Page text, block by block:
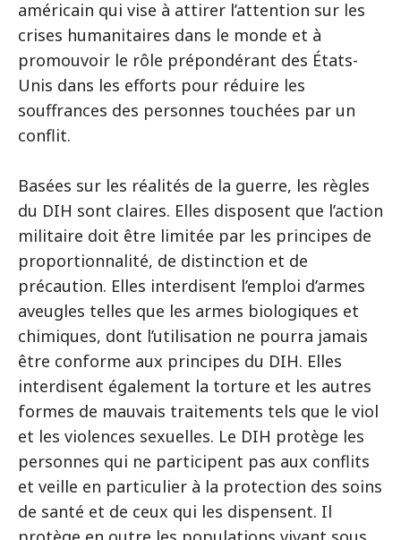
américain qui vise à attirer l’attention sur les
crises humanitaires dans le monde et à
promouvoir le rôle prépondérant des États-
Unis dans les efforts pour réduire les
souffrances des personnes touchées par un
conflit.
Basées sur les réalités de la guerre, les règles
du DIH sont claires. Elles disposent que l’action
militaire doit être limitée par les principes de
proportionnalité, de distinction et de
précaution. Elles interdisent l’emploi d’armes
aveugles telles que les armes biologiques et
chimiques, dont l’utilisation ne pourra jamais
être conforme aux principes du DIH. Elles
interdisent également la torture et les autres
formes de mauvais traitements tels que le viol
et les violences sexuelles. Le DIH protège les
personnes qui ne participent pas aux conflits
et veille en particulier à la protection des soins
de santé et de ceux qui les dispensent. Il